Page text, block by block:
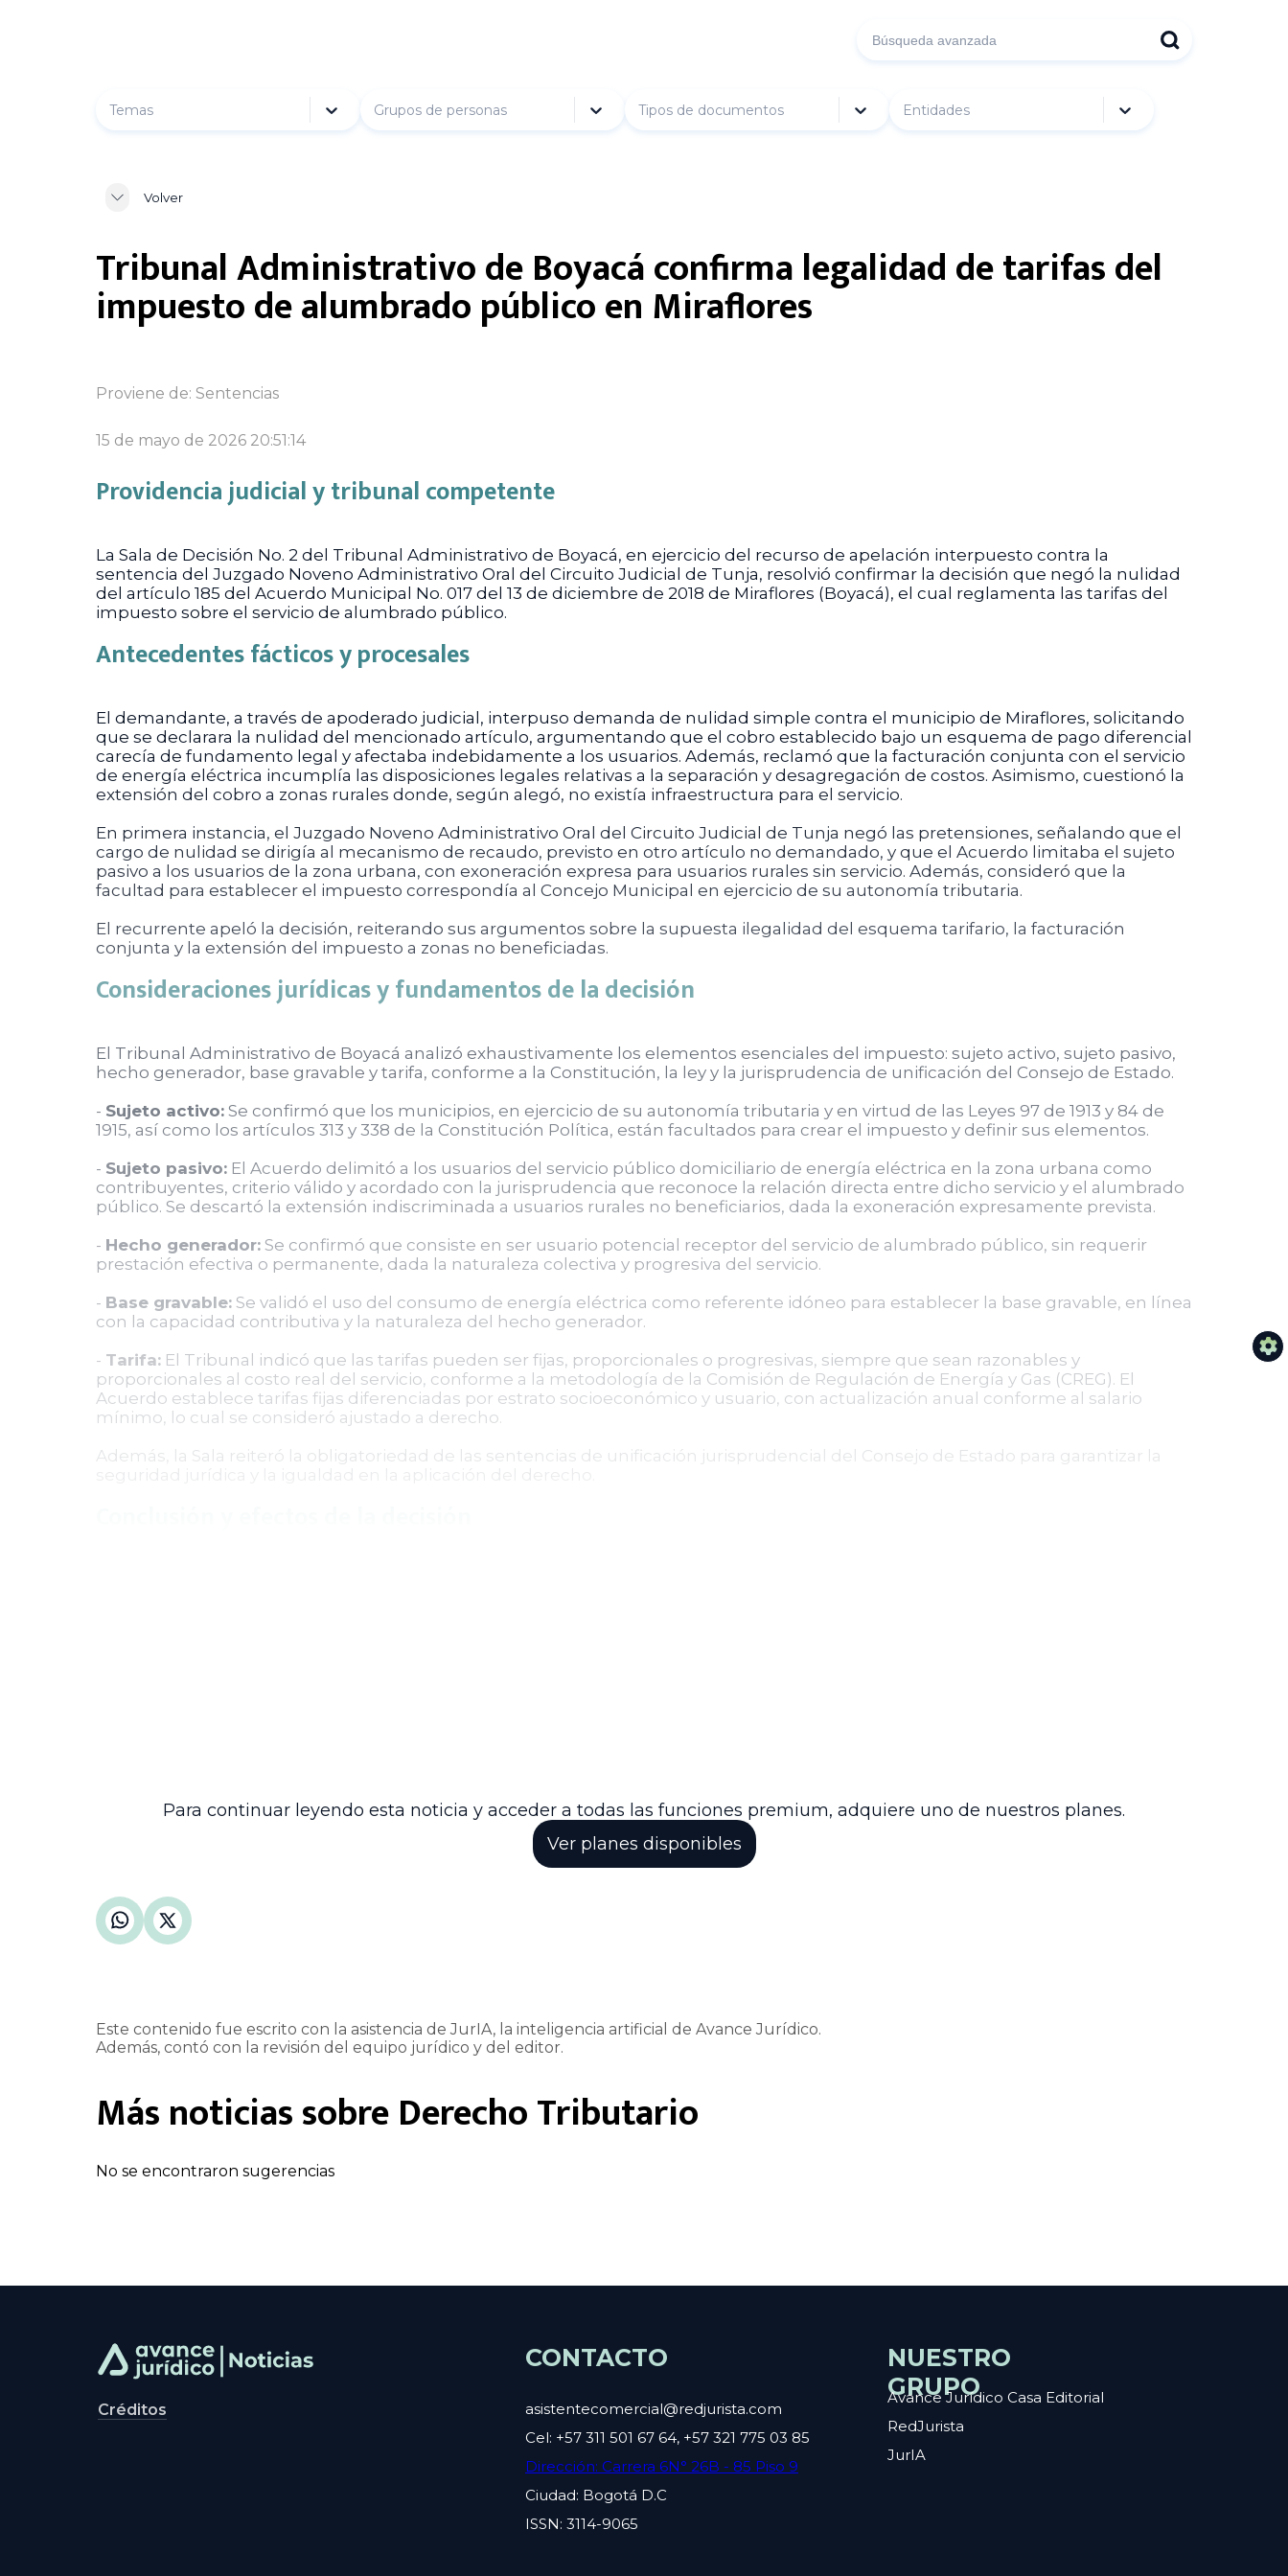
Temas Grupos de personas Tipos de documentos Entidades
Volver
Tribunal Administrativo de Boyacá confirma legalidad de tarifas del
impuesto de alumbrado público en Miraflores
Proviene de: Sentencias
15 de mayo de 2026 20:51:14
Providencia judicial y tribunal competente
La Sala de Decisión No. 2 del Tribunal Administrativo de Boyacá, en ejercicio del recurso de apelación interpuesto contra la
sentencia del Juzgado Noveno Administrativo Oral del Circuito Judicial de Tunja, resolvió confirmar la decisión que negó la nulidad
del artículo 185 del Acuerdo Municipal No. 017 del 13 de diciembre de 2018 de Miraflores (Boyacá), el cual reglamenta las tarifas del
impuesto sobre el servicio de alumbrado público.
Antecedentes fácticos y procesales
El demandante, a través de apoderado judicial, interpuso demanda de nulidad simple contra el municipio de Miraflores, solicitando
que se declarara la nulidad del mencionado artículo, argumentando que el cobro establecido bajo un esquema de pago diferencial
carecía de fundamento legal y afectaba indebidamente a los usuarios. Además, reclamó que la facturación conjunta con el servicio
de energía eléctrica incumplía las disposiciones legales relativas a la separación y desagregación de costos. Asimismo, cuestionó la
extensión del cobro a zonas rurales donde, según alegó, no existía infraestructura para el servicio.
En primera instancia, el Juzgado Noveno Administrativo Oral del Circuito Judicial de Tunja negó las pretensiones, señalando que el
cargo de nulidad se dirigía al mecanismo de recaudo, previsto en otro artículo no demandado, y que el Acuerdo limitaba el sujeto
pasivo a los usuarios de la zona urbana, con exoneración expresa para usuarios rurales sin servicio. Además, consideró que la
facultad para establecer el impuesto correspondía al Concejo Municipal en ejercicio de su autonomía tributaria.
El recurrente apeló la decisión, reiterando sus argumentos sobre la supuesta ilegalidad del esquema tarifario, la facturación
conjunta y la extensión del impuesto a zonas no beneficiadas.
Consideraciones jurídicas y fundamentos de la decisión
El Tribunal Administrativo de Boyacá analizó exhaustivamente los elementos esenciales del impuesto: sujeto activo, sujeto pasivo,
hecho generador, base gravable y tarifa, conforme a la Constitución, la ley y la jurisprudencia de unificación del Consejo de Estado.
- Sujeto activo: Se confirmó que los municipios, en ejercicio de su autonomía tributaria y en virtud de las Leyes 97 de 1913 y 84 de
1915, así como los artículos 313 y 338 de la Constitución Política, están facultados para crear el impuesto y definir sus elementos.
- Sujeto pasivo: El Acuerdo delimitó a los usuarios del servicio público domiciliario de energía eléctrica en la zona urbana como
contribuyentes, criterio válido y acordado con la jurisprudencia que reconoce la relación directa entre dicho servicio y el alumbrado
público. Se descartó la extensión indiscriminada a usuarios rurales no beneficiarios, dada la exoneración expresamente prevista.
- Hecho generador: Se confirmó que consiste en ser usuario potencial receptor del servicio de alumbrado público, sin requerir
prestación efectiva o permanente, dada la naturaleza colectiva y progresiva del servicio.
- Base gravable: Se validó el uso del consumo de energía eléctrica como referente idóneo para establecer la base gravable, en línea
con la capacidad contributiva y la naturaleza del hecho generador.
- Tarifa: El Tribunal indicó que las tarifas pueden ser fijas, proporcionales o progresivas, siempre que sean razonables y
proporcionales al costo real del servicio, conforme a la metodología de la Comisión de Regulación de Energía y Gas (CREG). El
Acuerdo establece tarifas fijas diferenciadas por estrato socioeconómico y usuario, con actualización anual conforme al salario
mínimo, lo cual se consideró ajustado a derecho.
Además, la Sala reiteró la obligatoriedad de las sentencias de unificación jurisprudencial del Consejo de Estado para garantizar la
Para continuar leyendo esta noticia y acceder a todas las funciones premium, adquiere uno de nuestros planes.
Ver planes disponibles
Este contenido fue escrito con la asistencia de JurIA, la inteligencia artificial de Avance Jurídico.
Además, contó con la revisión del equipo jurídico y del editor.
Más noticias sobreDerecho Tributario
No se encontraron sugerencias
Créditos
CONTACTO
asistentecomercial@redjurista.com
Cel: +57 311 501 67 64, +57 321 775 03 85
Dirección: Carrera 6N° 26B - 85 Piso 9
Ciudad: Bogotá D.C
ISSN: 3114-9065
NUESTRO
GRUPO
Avance Jurídico Casa Editorial
RedJurista
JurIA